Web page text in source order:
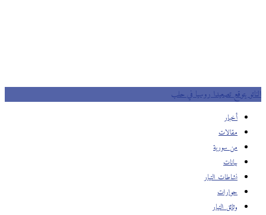
الناتو يتوقع تصعيدا روسيا في حلب
أخبار
مقالات
من سورية
بيانات
نشاطات التيار
حوارات
وثائق التيار